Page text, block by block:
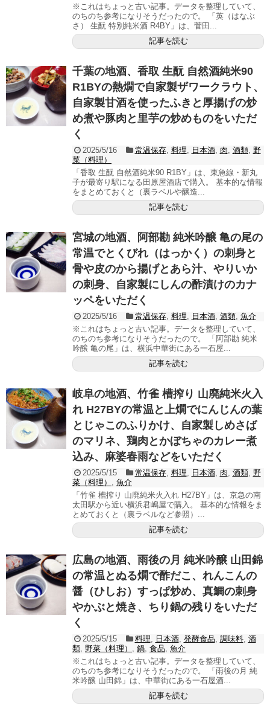
※これはちょっと古い記事。データを整理していて、
のちのち参考になりそうだったので。 「英（はなぶ
さ） 生酛 特別純米酒 R4BY」は、菅田...
記事を読む
千葉の地酒、香取 生酛 自然酒純米90
R1BYの熱燗で自家製ザワークラウト、
自家製甘酒を使ったふきと厚揚げの炒
め煮や豚肉と里芋の炒めものをいただ
く
2025/5/16 常温保存, 料理, 日本酒, 肉, 酒類, 野
菜（料理）
「香取 生酛 自然酒純米90 R1BY」は、東急線・新丸
子が最寄り駅になる田原屋酒店で購入。 基本的な情報
をまとめておくと（裏ラベルや醸造...
記事を読む
宮城の地酒、阿部勘 純米吟醸 亀の尾の
常温でとくびれ（はっかく）の刺身と
骨や皮のから揚げとあら汁、やりいか
の刺身、自家製にしんの酢漬けのカナ
ッペをいただく
2025/5/16 常温保存, 料理, 日本酒, 酒類, 魚介
※これはちょっと古い記事。データを整理していて、
のちのち参考になりそうだったので。 「阿部勘 純米
吟醸 亀の尾」は、横浜中華街にある一石屋...
記事を読む
岐阜の地酒、竹雀 槽搾り 山廃純米火入
れ H27BYの常温と上燗でにんじんの葉
とじゃこのふりかけ、自家製しめさば
のマリネ、鶏肉とかぼちゃのカレー煮
込み、麻婆春雨などをいただく
2025/5/15 常温保存, 料理, 日本酒, 肉, 酒類, 野
菜（料理） , 魚介
「竹雀 槽搾り 山廃純米火入れ H27BY」は、京急の南
太田駅から近い横浜君嶋屋で購入。 基本的な情報をま
とめておくと（裏ラベルなど参照）...
記事を読む
広島の地酒、雨後の月 純米吟醸 山田錦
の常温とぬる燗で酢だこ、れんこんの
醤（ひしお）すっぱ炒め、真鯛の刺身
やかぶと焼き、ちり鍋の残りをいただ
く
2025/5/15 料理, 日本酒, 発酵食品, 調味料, 酒
類, 野菜（料理） , 鍋, 食品, 魚介
※これはちょっと古い記事。データを整理していて、
のちのち参考になりそうだったので。 「雨後の月 純
米吟醸 山田錦」は、中華街にある一石屋酒...
記事を読む